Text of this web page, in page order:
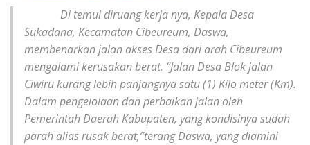
Di temui diruang kerja nya, Kepala Desa
Sukadana, Kecamatan Cibeureum, Daswa,
membenarkan jalan akses Desa dari arah Cibeureum
mengalami kerusakan berat. “Jalan Desa Blok jalan
Ciwiru kurang lebih panjangnya satu (1) Kilo meter (Km).
Dalam pengelolaan dan perbaikan jalan oleh
Pemerintah Daerah Kabupaten, yang kondisinya sudah
parah alias rusak berat,”terang Daswa, yang diamini